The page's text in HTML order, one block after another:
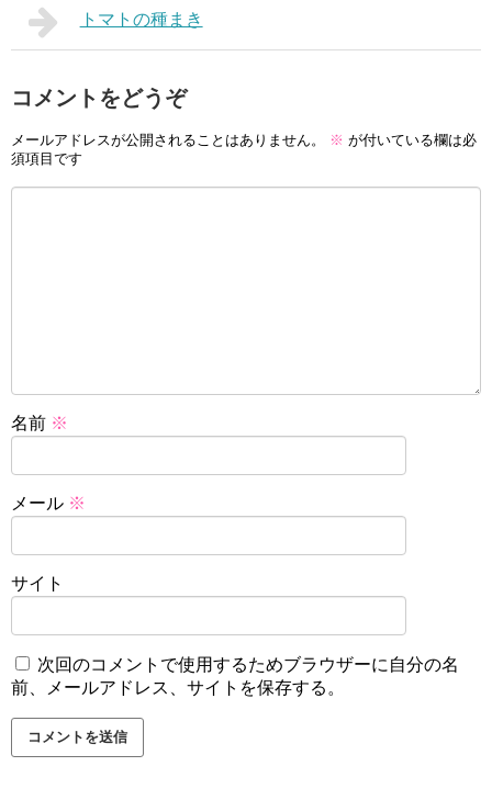
トマトの種まき
コメントをどうぞ
メールアドレスが公開されることはありません。 ※ が付いている欄は必
須項目です
名前 ※
メール ※
サイト
次回のコメントで使用するためブラウザーに自分の名
前、メールアドレス、サイトを保存する。